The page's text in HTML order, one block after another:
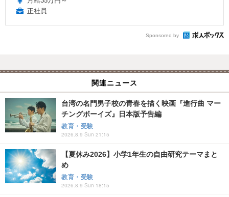
正社員
Sponsored by
関連ニュース
台湾の名門男子校の青春を描く映画『進行曲 マー
チングボーイズ』日本版予告編
教育・受験
2026.8.9 Sun 21:15
【夏休み2026】小学1年生の自由研究テーマまと
め
教育・受験
2026.8.9 Sun 18:15